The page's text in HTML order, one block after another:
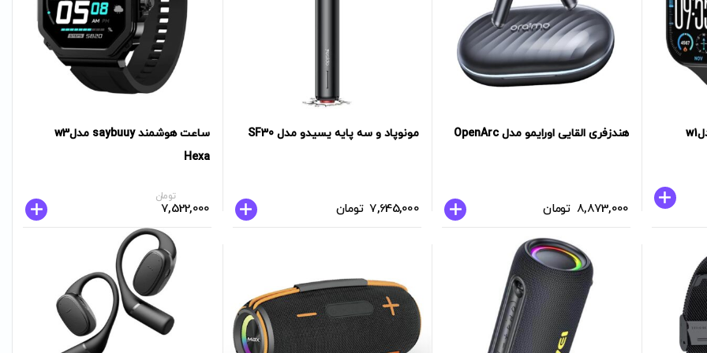
ساعت هوشمند saybuuy مدلw1
هندزفری القایی اورایمو مدل OpenArc
8,873,000 تومان
مونوپاد و سه پایه یسیدو مدل SF30
7,645,000 تومان
ساعت هوشمند saybuuy مدلw3
Hexa
7,522,000
تومان